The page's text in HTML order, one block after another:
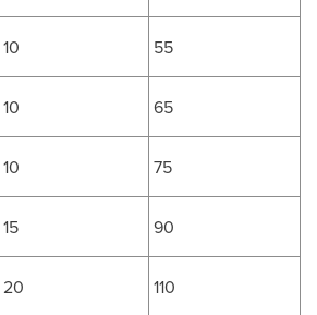
10 55
10 65
10 75
15 90
20 110